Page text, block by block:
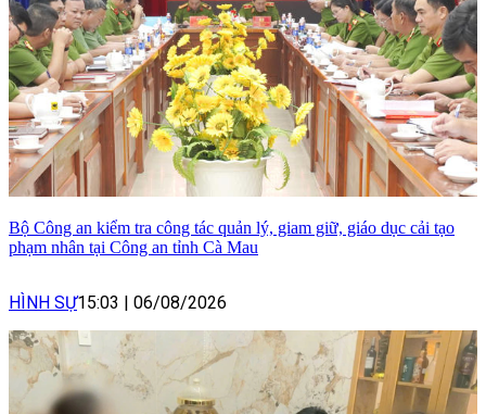
Bộ Công an kiểm tra công tác quản lý, giam giữ, giáo dục cải tạo
phạm nhân tại Công an tỉnh Cà Mau
HÌNH SỰ15:03 | 06/08/2026